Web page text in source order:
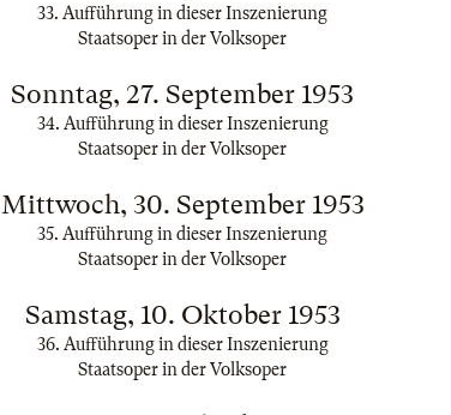
33. Aufführung in dieser Inszenierung
Staatsoper in der Volksoper
Sonntag, 27. September 1953
34. Aufführung in dieser Inszenierung
Staatsoper in der Volksoper
Mittwoch, 30. September 1953
35. Aufführung in dieser Inszenierung
Staatsoper in der Volksoper
Samstag, 10. Oktober 1953
36. Aufführung in dieser Inszenierung
Staatsoper in der Volksoper